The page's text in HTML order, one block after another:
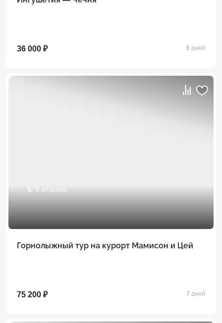
36 000 ₽ 6 дней
5/ 9 отзывов
Горнолыжный тур на курорт Мамисон и Цей
75 200 ₽ 7 дней